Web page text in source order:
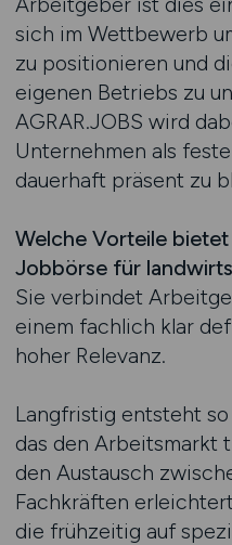
sich im Wettbewerb
zu positionieren und
eigenen Betriebs zu
AGRAR.JOBS wird
Unternehmen als
dauerhaft präsent zu
Welche Vorteile
Jobbörse für
Sie verbindet
einem fachlich klar
hoher Relevanz.
Langfristig entsteht
das den Arbeitsmarkt
den Austausch
Fachkräften
die frühzeitig auf